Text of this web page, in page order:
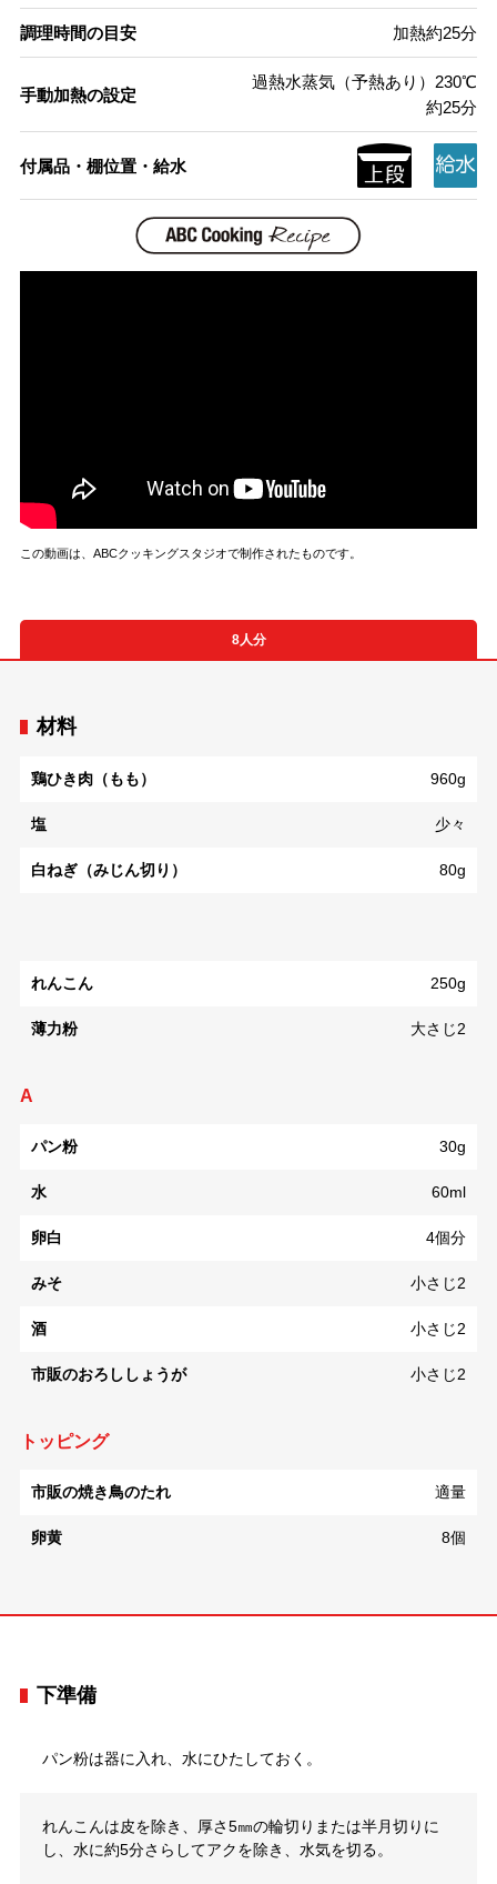
調理時間の目安 加熱約25分
手動加熱の設定
過熱水蒸気（予熱あり）230℃
約25分
付属品・棚位置・給水
この動画は、ABCクッキングスタジオで制作されたものです。
8人分
材料
鶏ひき肉（もも） 960g
塩 少々
白ねぎ（みじん切り） 80g
れんこん 250g
薄力粉 大さじ2
A
パン粉 30g
水 60ml
卵白 4個分
みそ 小さじ2
酒 小さじ2
市販のおろししょうが 小さじ2
トッピング
市販の焼き鳥のたれ 適量
卵黄 8個
下準備
パン粉は器に入れ、水にひたしておく。
れんこんは皮を除き、厚さ5㎜の輪切りまたは半月切りに
し、水に約5分さらしてアクを除き、水気を切る。